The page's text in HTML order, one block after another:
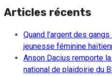
Articles récents
Quand l’argent des
jeunesse féminine
Anson Dacius remporte
national de plaidoirie du